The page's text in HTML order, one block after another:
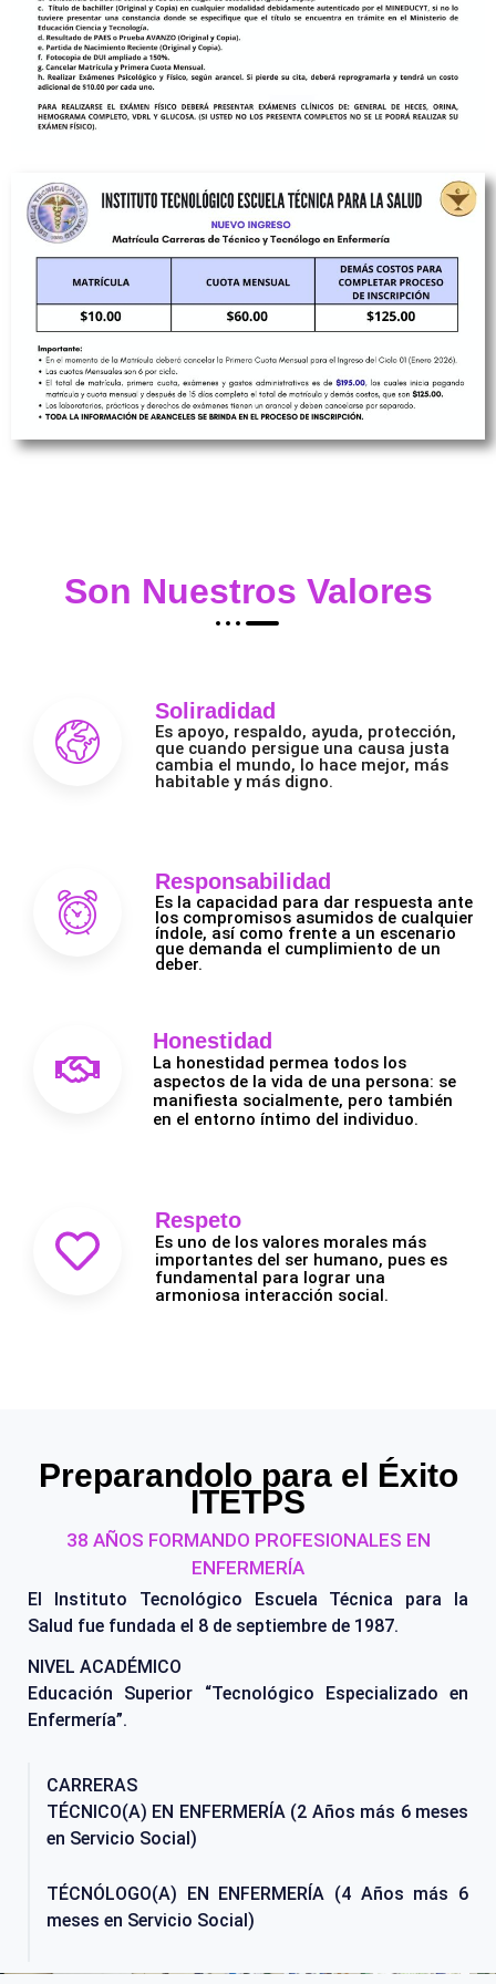
Son Nuestros Valores
Soliradidad
Es apoyo, respaldo, ayuda, protección,
que cuando persigue una causa justa
cambia el mundo, lo hace mejor, más
habitable y más digno.
Responsabilidad
Es la capacidad para dar respuesta ante
los compromisos asumidos de cualquier
índole, así como frente a un escenario
que demanda el cumplimiento de un
deber.
Honestidad
La honestidad permea todos los
aspectos de la vida de una persona: se
manifiesta socialmente, pero también
en el entorno íntimo del individuo.
Respeto
Es uno de los valores morales más
importantes del ser humano, pues es
fundamental para lograr una
armoniosa interacción social.
Preparandolo para el Éxito
ITETPS
38 AÑOS FORMANDO PROFESIONALES EN
ENFERMERÍA
El Instituto Tecnológico Escuela Técnica para la
Salud fue fundada el 8 de septiembre de 1987.
NIVEL ACADÉMICO
Educación Superior “Tecnológico Especializado en
Enfermería”.
CARRERAS
TÉCNICO(A) EN ENFERMERÍA (2 Años más 6 meses
en Servicio Social)
TÉCNÓLOGO(A) EN ENFERMERÍA (4 Años más 6
meses en Servicio Social)